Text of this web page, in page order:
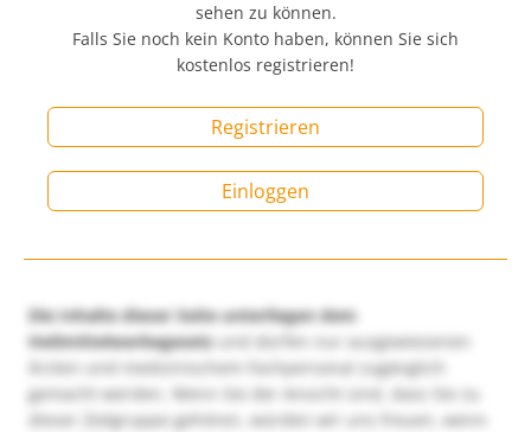
sehen zu können.
Falls Sie noch kein Konto haben, können Sie sich
kostenlos registrieren!
Registrieren
Einloggen
Die Inhalte dieser Seite unterliegen dem
Heilmittelwerbegesetzund dürfen nur ausgewiesenen
Ärzten und medizinischem Fachpersonal zugänglich
gemacht werden. Wenn Sie der Ansicht sind, dass Sie zu
dieser Zielgruppe gehören, würden wir uns freuen, wenn